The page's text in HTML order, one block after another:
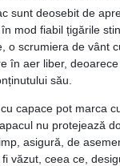
sunt deosebit de
mod fiabil țigările
o scrumiera de vânt
în aer liber,
său.
capace pot marca
nu protejează
asigură, de
văzut, ceea ce,